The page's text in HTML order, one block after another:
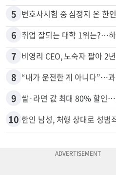
5 변호사시험 중 심정지 온 한
6 취업 잘되는 대학 1위는?…
7 비영리 CEO, 노숙자 팔아 2
8
9 쌀·라면 값 최대 80% 할인
10